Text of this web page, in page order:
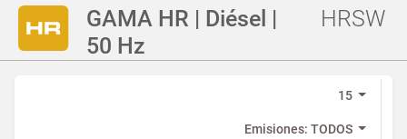
GAMA HR | Diésel |
50 Hz
HRSW
15
Emisiones: TODOS